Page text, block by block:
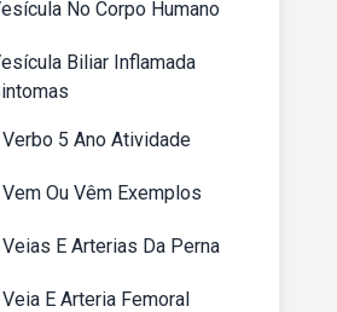
No Corpo Humano
Biliar Inflamada
Verbo 5 Ano Atividade
Vem Ou Vêm Exemplos
Veias E Arterias Da Perna
Veia E Arteria Femoral